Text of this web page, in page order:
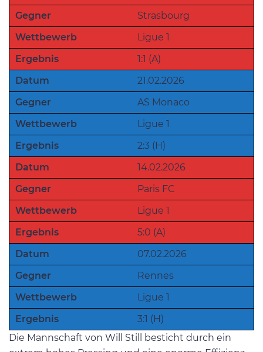
Gegner
Strasbourg
Wettbewerb
Ligue 1
Ergebnis
1:1 (A)
Datum
21.02.2026
Gegner
AS Monaco
Wettbewerb
Ligue 1
Ergebnis
2:3 (H)
Datum
14.02.2026
Gegner
Paris FC
Wettbewerb
Ligue 1
Ergebnis
5:0 (A)
Datum
07.02.2026
Gegner
Rennes
Wettbewerb
Ligue 1
Ergebnis
3:1 (H)
Die Mannschaft von Will Still besticht durch ein